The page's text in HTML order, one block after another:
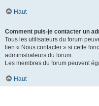
Haut
Comment puis-je contacter un
Tous les utilisateurs du forum
lien « Nous contacter » si cette
administrateurs du forum.
Les membres du forum peuvent
Haut